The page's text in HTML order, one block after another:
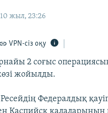
жыл, 23:26
VPN-сіз оқу
2 соғыс
жойылды.
Федералдық